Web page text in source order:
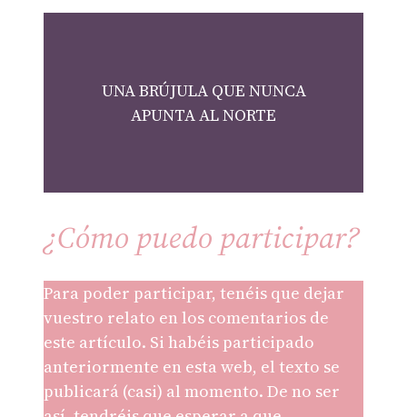
UNA BRÚJULA QUE NUNCA
APUNTA AL NORTE
¿Cómo puedo participar?
Para poder participar, tenéis que dejar
vuestro relato en los comentarios de
este artículo. Si habéis participado
anteriormente en esta web, el texto se
publicará (casi) al momento. De no ser